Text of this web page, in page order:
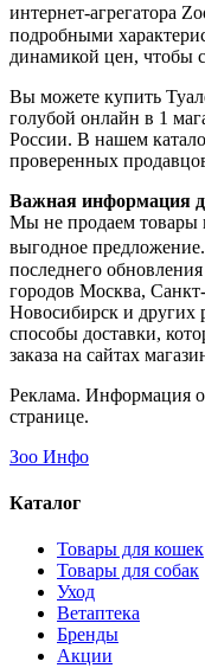
интернет-агрегатора
подробными
динамикой цен, чтобы
Вы можете купить
голубой онлайн в 1
России. В нашем
проверенных
Важная информация
Мы не продаем товары
выгодное
последнего
городов Москва,
Новосибирск и других
способы доставки,
заказа на сайтах
Реклама. Информация
странице.
Зоо Инфо
Каталог
Товары для кошек
Товары для собак
Уход
Ветаптека
Бренды
Акции